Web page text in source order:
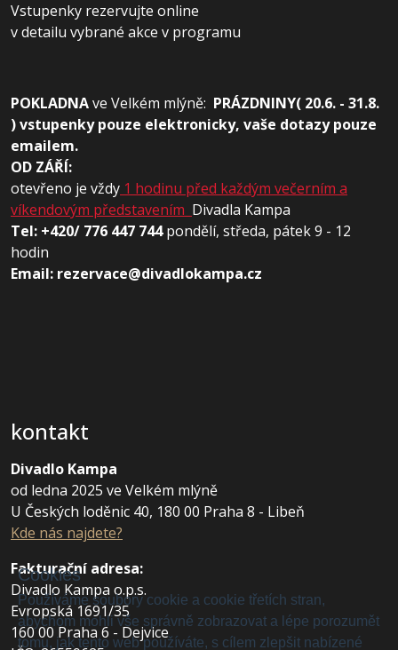
Vstupenky rezervujte online
v detailu vybrané akce v programu
POKLADNAve Velkém mlýně: PRÁZDNINY( 20.6. - 31.8.
) vstupenky pouze elektronicky, vaše dotazy pouze
emailem.
OD ZÁŘÍ:
otevřeno je vždy 1 hodinu před každým večerním a
víkendovým představením Divadla Kampa
Tel: +420/ 776 447 744pondělí, středa, pátek 9 - 12
hodin
Email: rezervace@divadlokampa.cz
kontakt
Divadlo Kampa
od ledna 2025 ve Velkém mlýně
U Českých loděnic 40, 180 00 Praha 8 - Libeň
Kde nás najdete?
Fakturační adresa:
Divadlo Kampa o.p.s.
Evropská 1691/35
160 00 Praha 6 - Dejvice
Cookies
Používáme soubory cookie a cookie třetích stran,
abychom mohli vše správně zobrazovat a lépe porozumět
tomu, jak tento web používáte, s cílem zlepšit nabízené